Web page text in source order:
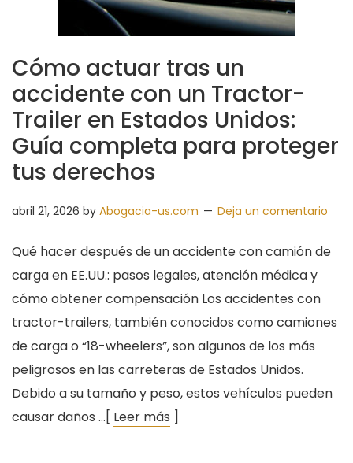
Cómo actuar tras un
accidente con un Tractor-
Trailer en Estados Unidos:
Guía completa para proteger
tus derechos
abril 21, 2026 by Abogacia-us.com Deja un comentario
Qué hacer después de un accidente con camión de
carga en EE.UU.: pasos legales, atención médica y
cómo obtener compensación Los accidentes con
tractor-trailers, también conocidos como camiones
de carga o “18-wheelers”, son algunos de los más
peligrosos en las carreteras de Estados Unidos.
Debido a su tamaño y peso, estos vehículos pueden
causar daños …[ Leer más ]